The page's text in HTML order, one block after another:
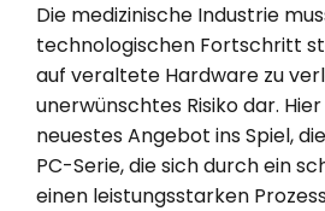
Die medizinische Industrie
technologischen Fortschritt
auf veraltete Hardware zu
unerwünschtes Risiko dar.
neuestes Angebot ins Spiel,
PC-Serie, die sich durch ein
einen leistungsstarken